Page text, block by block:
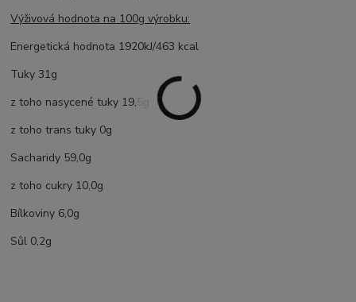
Výživová hodnota na 100g výrobku:
Energetická hodnota 1920kJ/463 kcal
Tuky 31g
z toho nasycené tuky 19,5g
z toho trans tuky 0g
Sacharidy 59,0g
z toho cukry 10,0g
Bílkoviny 6,0g
Sůl 0,2g